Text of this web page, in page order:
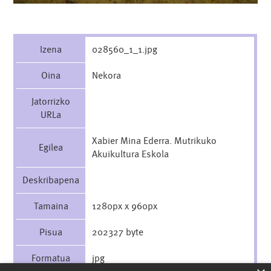
Izena 028560_1_1.jpg
Oina Nekora
Jatorrizko
URLa
Egilea
Xabier Mina Ederra. Mutrikuko
Akuikultura Eskola
Deskribapena
Tamaina 1280px x 960px
Pisua 202327 byte
Formatua jpg